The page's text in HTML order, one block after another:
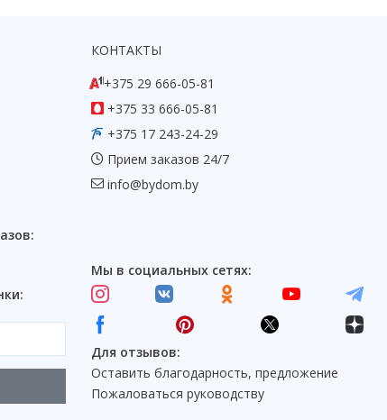
КОНТАКТЫ
+375 29 666-05-81
+375 33 666-05-81
+375 17 243-24-29
Прием заказов 24/7
info@bydom.by
Мы в социальных сетях:
Для отзывов:
Оставить благодарность, предложение
Пожаловаться руководству